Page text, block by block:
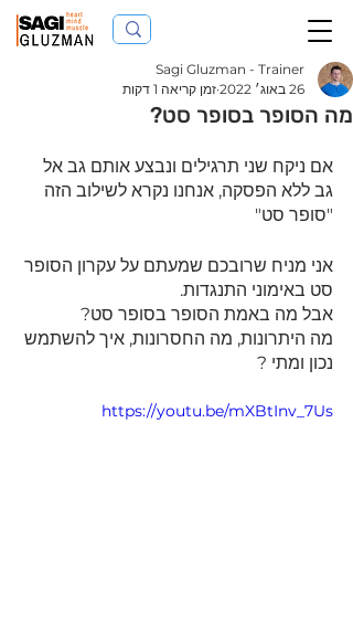
מה הסופר בסופר סט?
Sagi Gluzman - Trainer
26 באוג׳ 2022
זמן קריאה 1 דקות
אם ניקח שני תרגילים ונבצע אותם גב אל
גב ללא הפסקה, אנחנו נקרא לשילוב הזה
"סופר סט"
אני מניח שרובכם שמעתם על עקרון הסופר
סט באימוני התנגדות.
אבל מה באמת הסופר בסופר סט?
מה היתרונות, מה החסרונות, איך להשתמש
נכון ומתי ?
https://youtu.be/mXBtInv_7Us